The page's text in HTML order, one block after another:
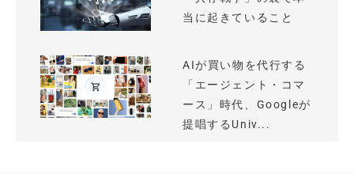
当に起きていること
AIが買い物を代行する
「エージェント・コマ
ース」時代、Googleが
提唱するUniv...